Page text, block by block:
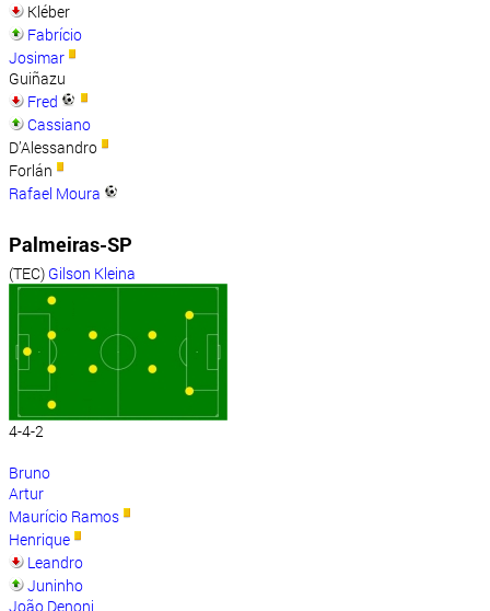
Kléber
Fabrício
Josimar
Guiñazu
Fred
Cassiano
D’Alessandro
Forlán
Rafael Moura
Palmeiras-SP
(TEC) Gilson Kleina
4-4-2
Bruno
Artur
Maurício Ramos
Henrique
Leandro
Juninho
João Denoni